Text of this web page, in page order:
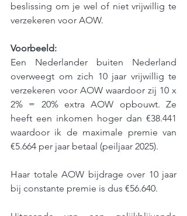
beslissing om je wel of niet vrijwillig te
verzekeren voor AOW.
Voorbeeld:
Een Nederlander buiten Nederland
overweegt om zich 10 jaar vrijwillig te
verzekeren voor AOW waardoor zij 10 x
2% = 20% extra AOW opbouwt. Ze
heeft een inkomen hoger dan €38.441
waardoor ik de maximale premie van
€5.664 per jaar betaal (peiljaar 2025).
Haar totale AOW bijdrage over 10 jaar
bij constante premie is dus €56.640.